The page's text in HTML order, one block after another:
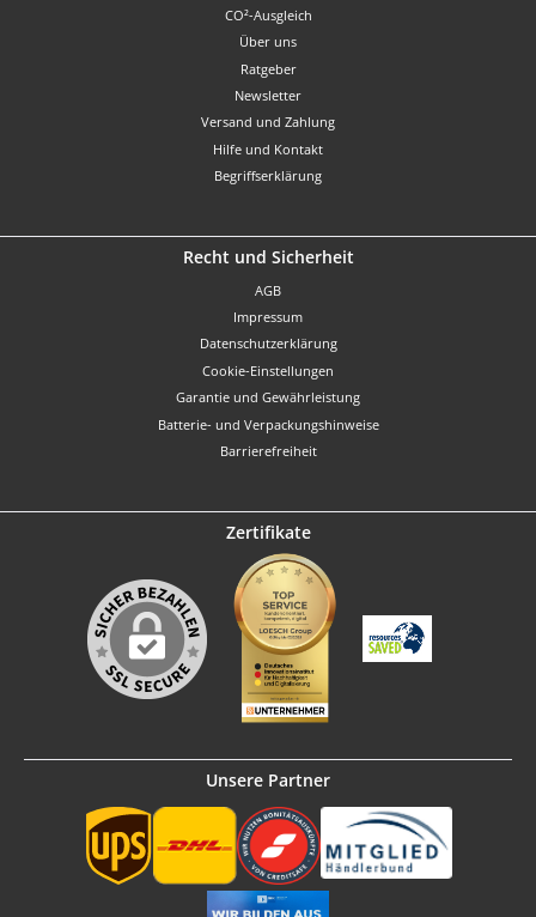
CO²-Ausgleich
Über uns
Ratgeber
Newsletter
Versand und Zahlung
Hilfe und Kontakt
Begriffserklärung
Recht und Sicherheit
AGB
Impressum
Datenschutzerklärung
Cookie-Einstellungen
Garantie und Gewährleistung
Batterie- und Verpackungshinweise
Barrierefreiheit
Zertifikate
Unsere Partner